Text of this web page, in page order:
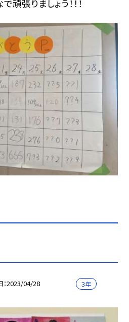
張りましょう！！！
2023/04/28 ３年